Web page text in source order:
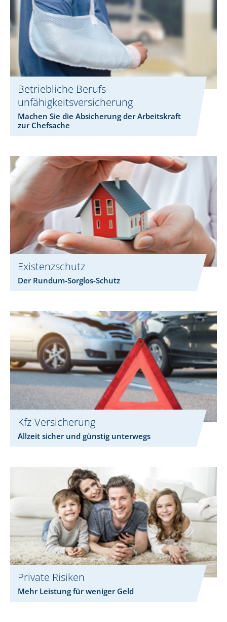
Betriebliche Berufs­
unfähigkeitsversicherung
Machen Sie die Absicherung der Arbeitskraft
zur Chefsache
Existenzschutz
Der Rundum-Sorglos-Schutz
Kfz-Versicherung
Allzeit sicher und günstig unterwegs
Private Risiken
Mehr Leistung für weniger Geld